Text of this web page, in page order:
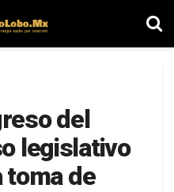
del
legislativo
toma de